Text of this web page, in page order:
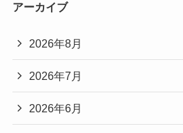
アーカイブ
2026年8月
2026年7月
2026年6月